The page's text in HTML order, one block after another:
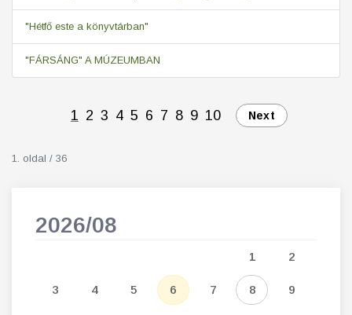
"Hétfő este a könyvtárban"
"FÁRSÁNG" A MÚZEUMBAN
1 2 3 4 5 6 7 8 9 10 Next
1. oldal / 36
2026/08
1 2
3 4 5 6 7 8 9